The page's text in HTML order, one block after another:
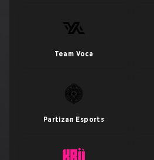
Team Voca
Partizan Esports